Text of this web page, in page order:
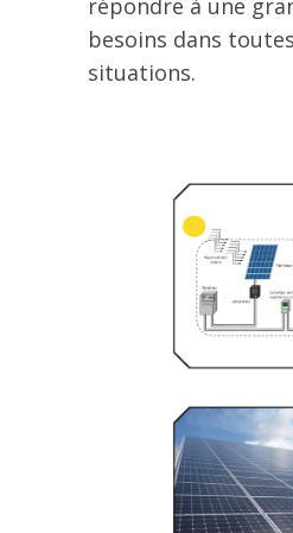
répondre à une
besoins dans
situations.